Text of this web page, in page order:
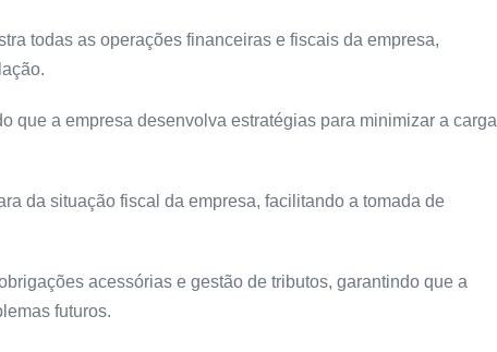
todas as operações financeiras e fiscais da empresa,
que a empresa desenvolva estratégias para minimizar a carga
da situação fiscal da empresa, facilitando a tomada de
acessórias e gestão de tributos, garantindo que a
futuros.